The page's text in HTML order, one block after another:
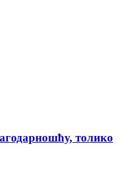
толико